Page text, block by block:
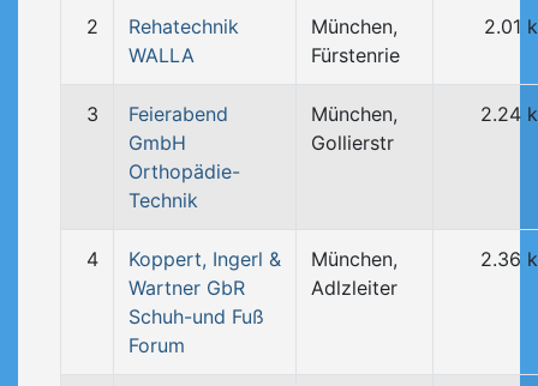
2
Rehatechnik
WALLA
München,
Fürstenrie
2.01
3
Feierabend
GmbH
Orthopädie-
Technik
München,
Gollierstr
2.24
4
Koppert, Ingerl &
Wartner GbR
Schuh-und Fuß
Forum
München,
Adlzleiter
2.36